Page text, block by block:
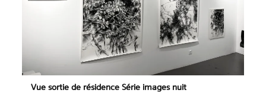
Vue sortie de résidence Série images nuit